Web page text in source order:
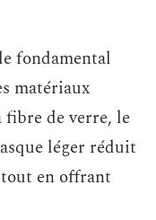
fondamental
matériaux
fibre de verre, le
léger réduit
en offrant